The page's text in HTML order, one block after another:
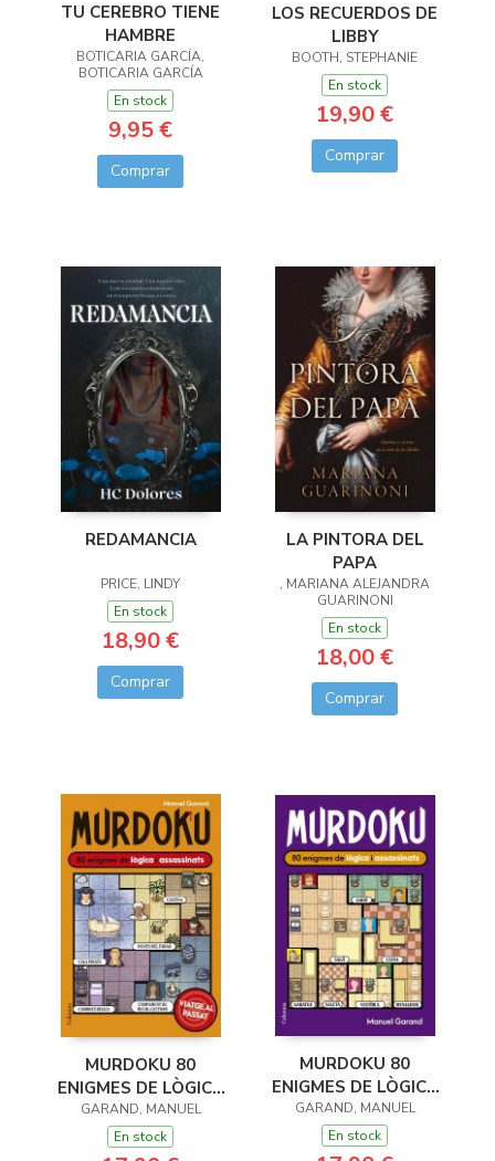
TU CEREBRO TIENE
HAMBRE
BOTICARIA GARCÍA,
BOTICARIA GARCÍA
En stock
9,95 €
Comprar
LOS RECUERDOS DE
LIBBY
BOOTH, STEPHANIE
En stock
19,90 €
Comprar
REDAMANCIA
PRICE, LINDY
En stock
18,90 €
Comprar
LA PINTORA DEL
PAPA
, MARIANA ALEJANDRA
GUARINONI
En stock
18,00 €
Comprar
MURDOKU 80
ENIGMES DE LÒGICA
I ASSASSINATS
GARAND, MANUEL
En stock
MURDOKU 80
ENIGMES DE LÒGICA
I ASSASINATS
GARAND, MANUEL
En stock